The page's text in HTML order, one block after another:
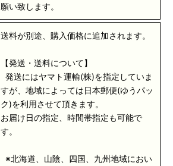
願い致します。
送料が別途、購入価格に追加されます。
【発送・送料について】
発送にはヤマト運輸(株)を指定していま
すが、地域によっては日本郵便(ゆうパッ
ク)を利用させて頂きます。
お届け日の指定、時間帯指定も可能で
す。
※北海道、山陰、四国、九州地域におい